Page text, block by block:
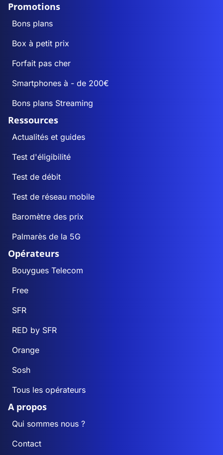
Promotions
Bons plans
Box à petit prix
Forfait pas cher
Smartphones à - de 200€
Bons plans Streaming
Ressources
Actualités et guides
Test d'éligibilité
Test de débit
Test de réseau mobile
Baromètre des prix
Palmarès de la 5G
Opérateurs
Bouygues Telecom
Free
SFR
RED by SFR
Orange
Sosh
Tous les opérateurs
A propos
Qui sommes nous ?
Contact